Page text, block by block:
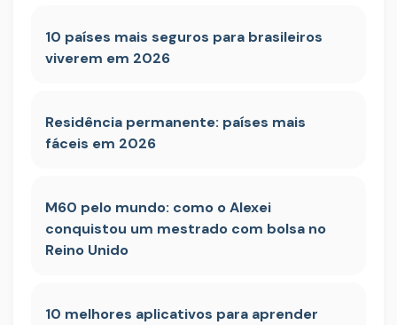
10 países mais seguros para brasileiros
viverem em 2026
Residência permanente: países mais
fáceis em 2026
M60 pelo mundo: como o Alexei
conquistou um mestrado com bolsa no
Reino Unido
10 melhores aplicativos para aprender